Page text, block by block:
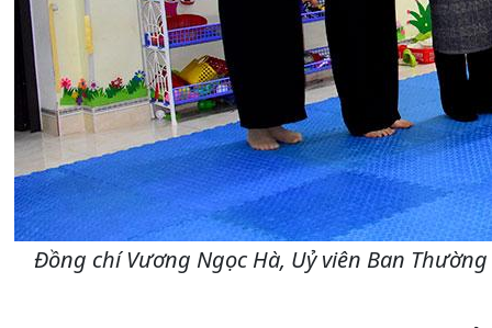
Đồng chí Vương Ngọc Hà, Uỷ viên Ban